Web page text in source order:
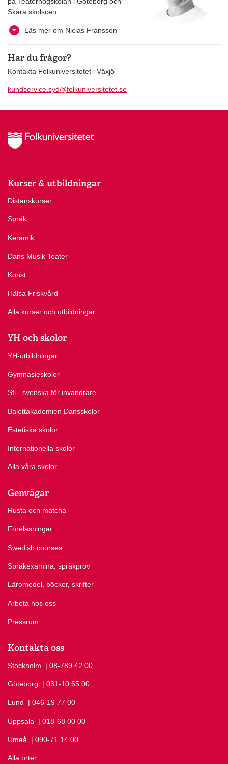
Skara skolscen.
Läs mer om Niclas Fransson
Har du frågor?
Kontakta Folkuniversitetet i Växjö
kundservice.syd@folkuniversitetet.se
Kurser & utbildningar
Distanskurser
Språk
Keramik
Dans Musik Teater
Konst
Hälsa Friskvård
Alla kurser och utbildningar
YH och skolor
YH-utbildningar
Gymnasieskolor
Sfi - svenska för invandrare
Balettakademien Dansskolor
Estetiska skolor
Internationella skolor
Alla våra skolor
Genvägar
Rusta och matcha
Föreläsningar
Swedish courses
Språkexamina, språkprov
Läromedel, böcker, skrifter
Arbeta hos oss
Pressrum
Kontakta oss
Stockholm Ring Stockholm på
| 08-789 42 00
Göteborg Ring Göteborg på
| 031-10 65 00
Lund Ring Lund på
| 046-19 77 00
Uppsala Ring Uppsala på
| 018-68 00 00
Umeå Ring Umeå på
| 090-71 14 00
Alla orter